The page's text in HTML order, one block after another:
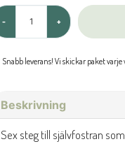
- +
Snabb leverans! Vi skickar paket varje
Beskrivning
Sex steg till självfostran